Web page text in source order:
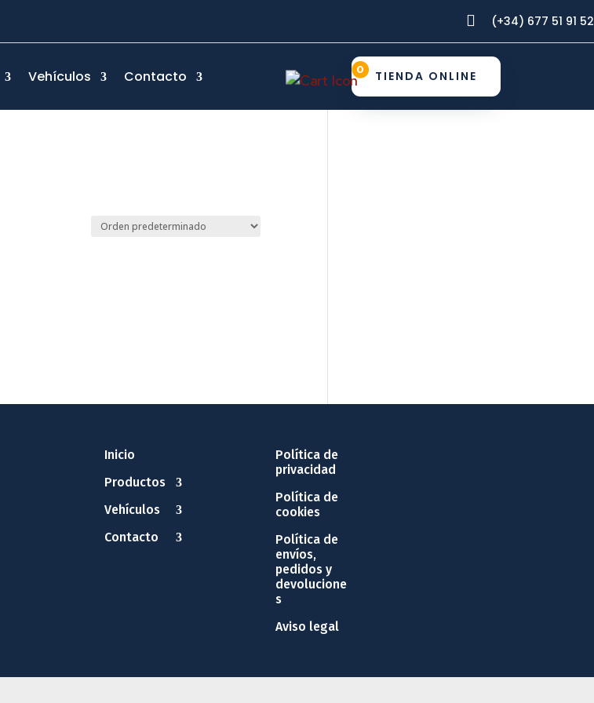
 (+34) 677 51 91 52
Vehículos Contacto TIENDA ONLINE
0
Inicio
Productos
Vehículos
Contacto
Política de
privacidad
Política de
cookies
Política de
envíos,
pedidos y
devolucione
s
Aviso legal